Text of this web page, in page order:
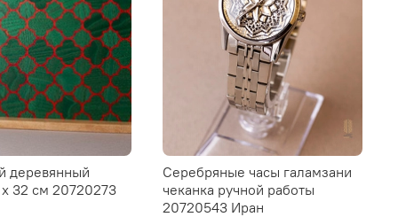
деревянный
32 см 20720273
Серебряные часы галамзани
чеканка ручной работы
20720543 Иран